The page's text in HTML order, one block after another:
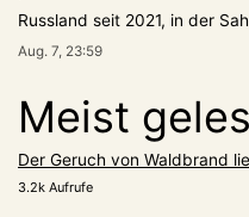
Russland seit 2021, in der
Aug. 7, 23:59
Meist
Der Geruch von Waldbrand
3.2k Aufrufe